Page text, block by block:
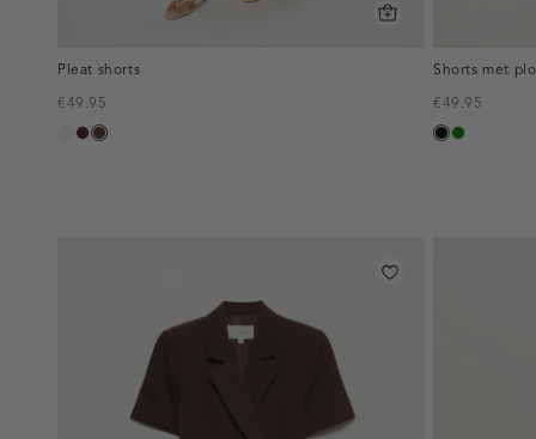
Pleat shorts
€49.95
creme,
pruim,
toffee
Shorts met
€49.95
zwartgroen